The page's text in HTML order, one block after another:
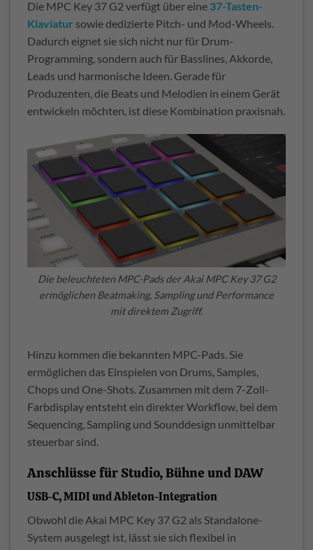
Die MPC Key 37 G2 verfügt über eine 37-Tasten-
Klaviatur sowie dedizierte Pitch- und Mod-Wheels.
Dadurch eignet sie sich nicht nur für Drum-
Programming, sondern auch für Basslines, Akkorde,
Leads und harmonische Ideen. Gerade für
Produzenten, die Beats und Melodien in einem Gerät
entwickeln möchten, ist diese Kombination praxisnah.
Die beleuchteten MPC-Pads der Akai MPC Key 37 G2
ermöglichen Beatmaking, Sampling und Performance
mit direktem Zugriff.
Hinzu kommen die bekannten MPC-Pads. Sie
ermöglichen das Einspielen von Drums, Samples,
Chops und One-Shots. Zusammen mit dem 7-Zoll-
Farbdisplay entsteht ein direkter Workflow, bei dem
Sequencing, Sampling und Sounddesign unmittelbar
steuerbar sind.
Anschlüsse für Studio, Bühne und DAW
USB-C, MIDI und Ableton-Integration
Obwohl die Akai MPC Key 37 G2 als Standalone-
System ausgelegt ist, lässt sie sich flexibel in